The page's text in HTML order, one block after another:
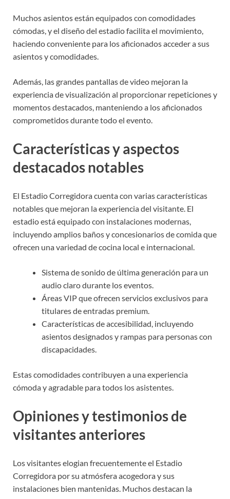
Muchos asientos están equipados con comodidades
cómodas, y el diseño del estadio facilita el movimiento,
haciendo conveniente para los aficionados acceder a sus
asientos y comodidades.
Además, las grandes pantallas de video mejoran la
experiencia de visualización al proporcionar repeticiones y
momentos destacados, manteniendo a los aficionados
comprometidos durante todo el evento.
Características y aspectos
destacados notables
El Estadio Corregidora cuenta con varias características
notables que mejoran la experiencia del visitante. El
estadio está equipado con instalaciones modernas,
incluyendo amplios baños y concesionarios de comida que
ofrecen una variedad de cocina local e internacional.
Sistema de sonido de última generación para un
audio claro durante los eventos.
Áreas VIP que ofrecen servicios exclusivos para
titulares de entradas premium.
Características de accesibilidad, incluyendo
asientos designados y rampas para personas con
discapacidades.
Estas comodidades contribuyen a una experiencia
cómoda y agradable para todos los asistentes.
Opiniones y testimonios de
visitantes anteriores
Los visitantes elogian frecuentemente el Estadio
Corregidora por su atmósfera acogedora y sus
instalaciones bien mantenidas. Muchos destacan la